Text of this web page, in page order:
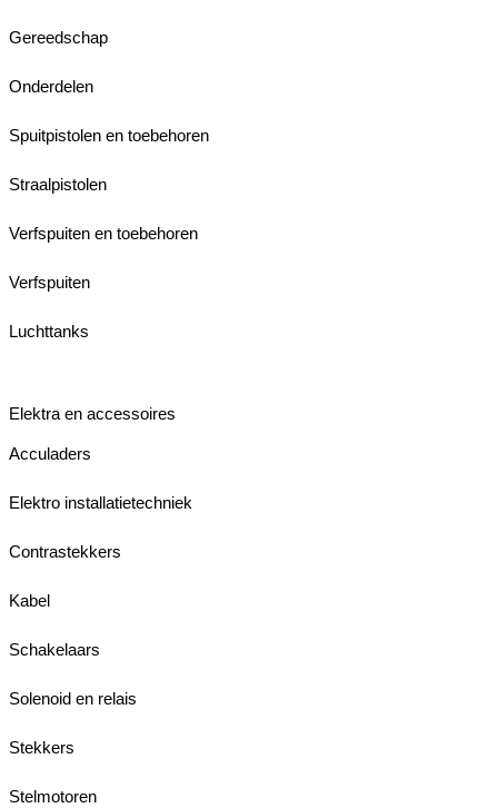
Gereedschap
Onderdelen
Spuitpistolen en toebehoren
Straalpistolen
Verfspuiten en toebehoren
Verfspuiten
Luchttanks
Elektra en accessoires
Acculaders
Elektro installatietechniek
Contrastekkers
Kabel
Schakelaars
Solenoid en relais
Stekkers
Stelmotoren